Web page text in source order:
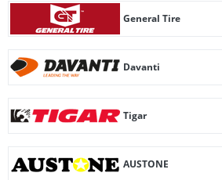
General Tire
Davanti
Tigar
AUSTONE